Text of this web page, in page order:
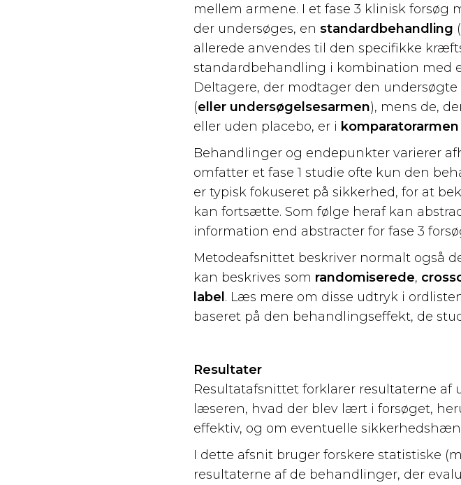
mellem armene. I et fase 3 klinisk
der undersøges, en standardbehandling
allerede anvendes til den specifikke
standardbehandling i kombination med
Deltagere, der modtager den
(eller undersøgelsesarmen), mens de,
eller uden placebo, er i komparatorarmen
Behandlinger og endepunkter varierer
omfatter et fase 1 studie ofte kun den
er typisk fokuseret på sikkerhed, for at
kan fortsætte. Som følge heraf kan
information end abstracter for fase 3
Metodeafsnittet beskriver normalt også
kan beskrives som randomiserede,
label . Læs mere om disse udtryk i
baseret på den behandlingseffekt, de
Resultater
Resultatafsnittet forklarer resultaterne
læseren, hvad der blev lært i forsøget,
effektiv, og om eventuelle
I dette afsnit bruger forskere statistiske
resultaterne af de behandlinger, der